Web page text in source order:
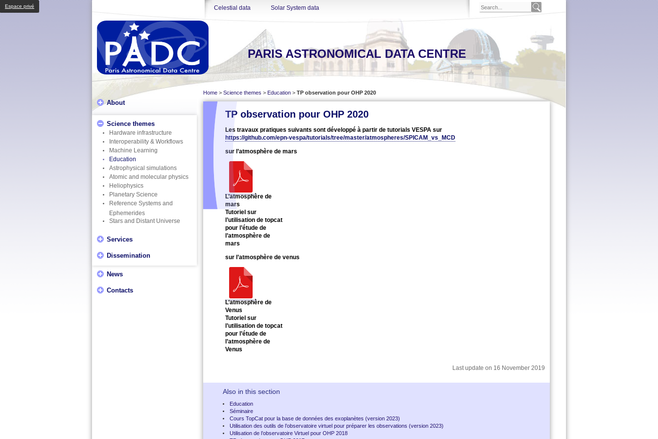
Espace privé Celestial data Solar System data
PARIS ASTRONOMICAL DATA CENTRE
About
Science themes
Hardware infrastructure
Interoperability & Workflows
Machine Learning
Education
Astrophysical simulations
Atomic and molecular physics
Heliophysics
Planetary Science
Reference Systems and
Ephemerides
Stars and Distant Universe
Services
Dissemination
News
Contacts
Home > Science themes > Education > TP observation pour OHP 2020
TP observation pour OHP 2020
Les travaux pratiques suivants sont développé à partir de tutorials VESPA sur
https://github.com/epn-vespa/tutorials/tree/master/atmospheres/SPICAM_vs_MCD
sur l’atmosphère de mars
L’atmosphère de
mars
Tutoriel sur
l’utilisation de topcat
pour l’étude de
l’atmosphère de
mars
sur l’atmosphère de venus
L’atmosphère de
Venus
Tutoriel sur
l’utilisation de topcat
pour l’étude de
l’atmosphère de
Venus
Last update on 16 November 2019
Also in this section
Education
Séminaire
Cours TopCat pour la base de données des exoplanètes (version 2023)
Utilisation des outils de l’observatoire virtuel pour préparer les observations (version 2023)
Utilisation de l’observatoire Virtuel pour OHP 2018